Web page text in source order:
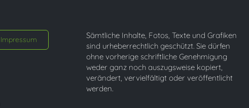
Impressum
Sämtliche Inhalte, Fotos, Texte und Grafiken
sind urheberrechtlich geschützt. Sie dürfen
ohne vorherige schriftliche Genehmigung
weder ganz noch auszugsweise kopiert,
verändert, vervielfältigt oder veröffentlicht
werden.